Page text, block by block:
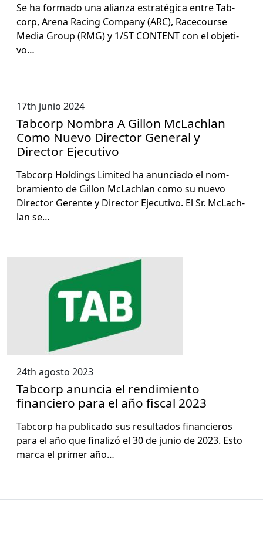
Se ha for­ma­do una alian­za estratég­i­ca entre Tab­
corp, Are­na Rac­ing Com­pa­ny (ARC), Race­course
Media Group (RMG) y 1/ST CONTENT con el obje­ti­
vo…
17th junio 2024
Tabcorp Nombra A Gillon McLachlan
Como Nuevo Director General y
Director Ejecutivo
Tab­corp Hold­ings Lim­it­ed ha anun­ci­a­do el nom­
bramien­to de Gillon McLach­lan como su nue­vo
Direc­tor Ger­ente y Direc­tor Ejec­u­ti­vo. El Sr. McLach­
lan se…
24th agosto 2023
Tabcorp anuncia el rendimiento
financiero para el año fiscal 2023
Tab­corp ha pub­li­ca­do sus resul­ta­dos financieros
para el año que final­izó el 30 de junio de 2023. Esto
mar­ca el primer año…